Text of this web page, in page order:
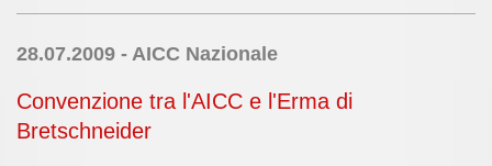
28.07.2009 - AICC Nazionale
Convenzione tra l'AICC e l'Erma di
Bretschneider